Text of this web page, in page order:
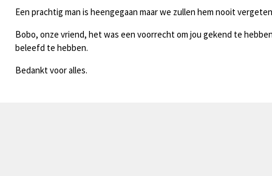
Een prachtig man is heengegaan maar we zullen hem nooit
Bobo, onze vriend, het was een voorrecht om jou gekend te
beleefd te hebben.
Bedankt voor alles.